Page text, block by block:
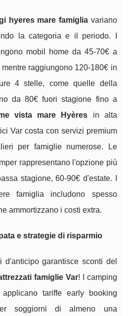
hyeres mare famiglia variano
la categoria e il periodo. I
mobil home da 45-70€ a
raggiungono 120-180€ in
4 stelle, come quelle della
da 80€ fuori stagione fino a
vista mare Hyères in alta
Var costa con servizi premium
per famiglie numerose. Le
rappresentano l'opzione più
stagione, 60-90€ d'estate. I
famiglia includono spesso
ammortizzano i costi extra.
e strategie di risparmio
d'anticipo garantisce sconti del
famiglie Var! I camping
tariffe early booking
soggiorni di almeno una